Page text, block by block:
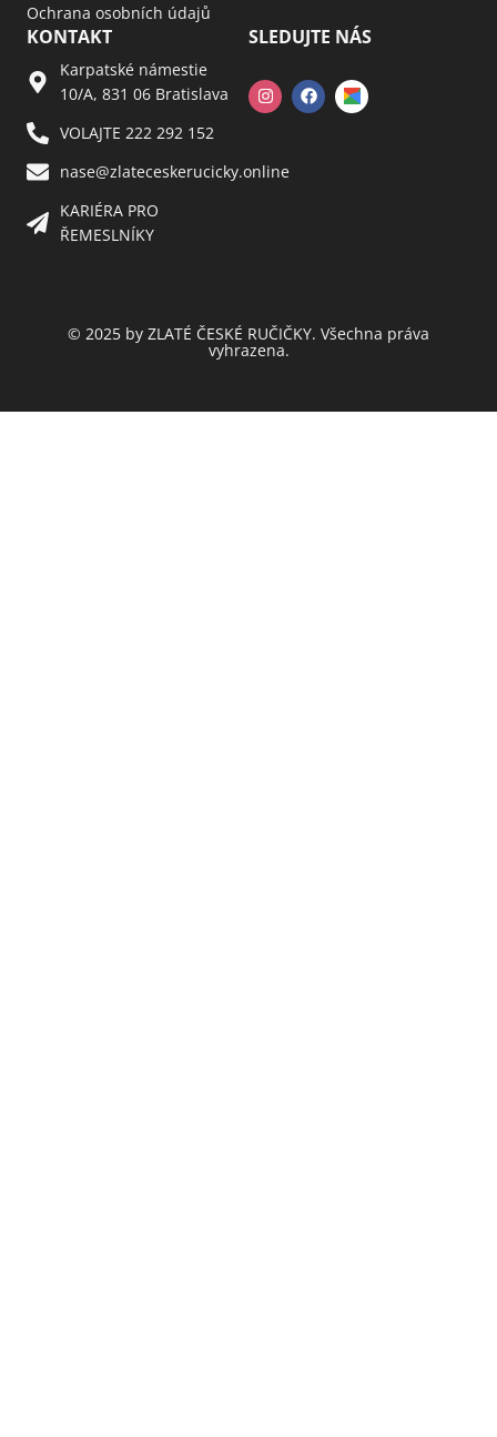
Ochrana osobních údajů
KONTAKT
Karpatské námestie
10/A, 831 06 Bratislava
VOLAJTE 222 292 152
nase@zlateceskerucicky.online
KARIÉRA PRO
ŘEMESLNÍKY
SLEDUJTE NÁS
© 2025 by ZLATÉ ČESKÉ RUČIČKY. Všechna práva
vyhrazena.